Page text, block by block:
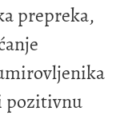
prepreka,
pozitivnu